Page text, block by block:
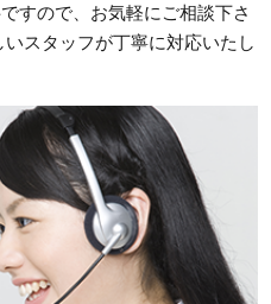
すので、お気軽にご相談下さ
スタッフが丁寧に対応いたし